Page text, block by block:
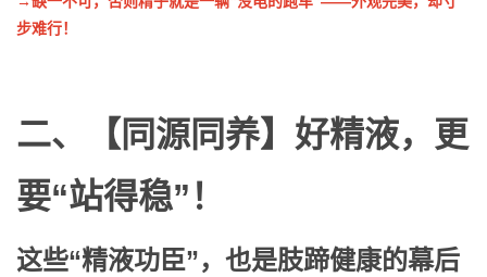
步难行！
二、
【同源同养】好精液，更
要“站得稳”！
这些“精液功臣”，也是肢蹄健康的幕后